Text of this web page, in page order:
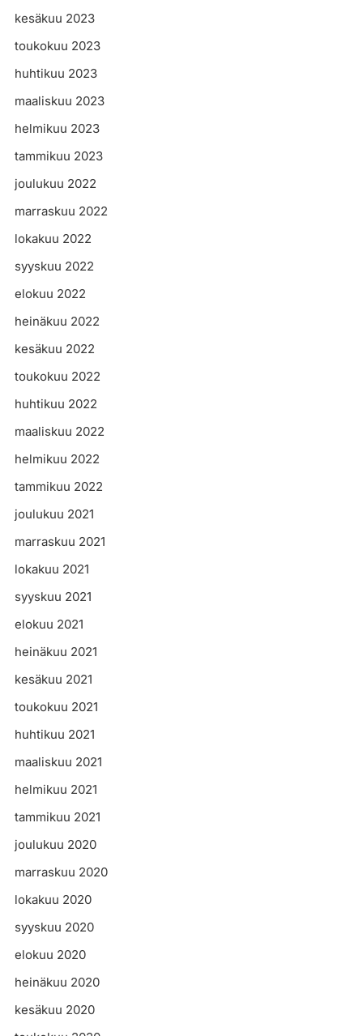
kesäkuu 2023
toukokuu 2023
huhtikuu 2023
maaliskuu 2023
helmikuu 2023
tammikuu 2023
joulukuu 2022
marraskuu 2022
lokakuu 2022
syyskuu 2022
elokuu 2022
heinäkuu 2022
kesäkuu 2022
toukokuu 2022
huhtikuu 2022
maaliskuu 2022
helmikuu 2022
tammikuu 2022
joulukuu 2021
marraskuu 2021
lokakuu 2021
syyskuu 2021
elokuu 2021
heinäkuu 2021
kesäkuu 2021
toukokuu 2021
huhtikuu 2021
maaliskuu 2021
helmikuu 2021
tammikuu 2021
joulukuu 2020
marraskuu 2020
lokakuu 2020
syyskuu 2020
elokuu 2020
heinäkuu 2020
kesäkuu 2020